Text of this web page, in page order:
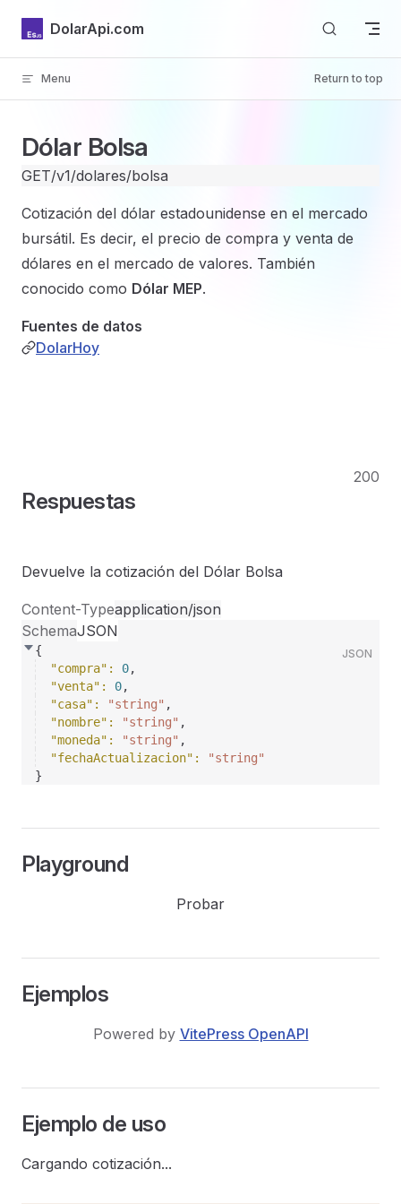
Skip to content
DolarApi.com
Menu Return to top
Inicio
GitHub
Dólar Bolsa
GET/v1/dolares/bolsa
Cotización del dólar estadounidense en el mercado
bursátil. Es decir, el precio de compra y venta de
dólares en el mercado de valores. También
conocido como Dólar MEP.
Fuentes de datos
DolarHoy
Respuestas
200
Devuelve la cotización del Dólar Bolsa
Content-Typeapplication/json
SchemaJSON
JSON
{
"compra" : 0,
"venta" : 0,
"casa" : "string" ,
"nombre" : "string" ,
"moneda" : "string" ,
"fechaActualizacion" :
"string"
}
Playground
Probar
Ejemplos
Powered by VitePress OpenAPI
Ejemplo de uso
Cargando cotización...